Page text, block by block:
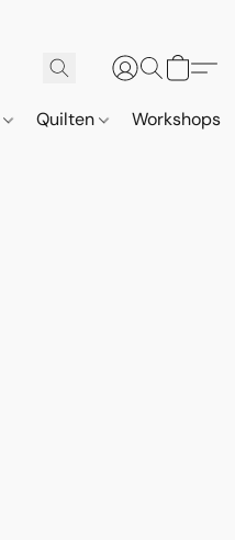
Quilten Workshops